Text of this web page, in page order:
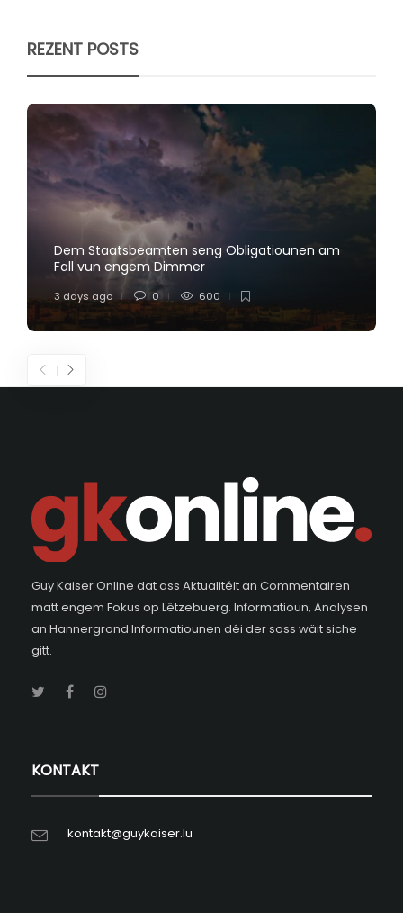
REZENT POSTS
Dem Staatsbeamten seng Obligatiounen am
Fall vun engem Dimmer
3 days ago 0 600
Guy Kaiser Online dat ass Aktualitéit an Commentairen
matt engem Fokus op Lëtzebuerg. Informatioun, Analysen
an Hannergrond Informatiounen déi der soss wäit siche
gitt.
KONTAKT
kontakt@guykaiser.lu